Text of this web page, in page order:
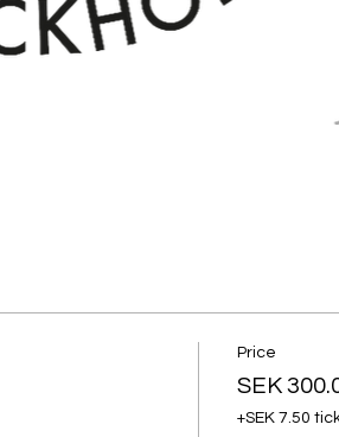
Price
SEK
+SEK 7.50